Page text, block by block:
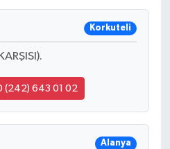
Korkuteli
(242) 643 01 02
Alanya